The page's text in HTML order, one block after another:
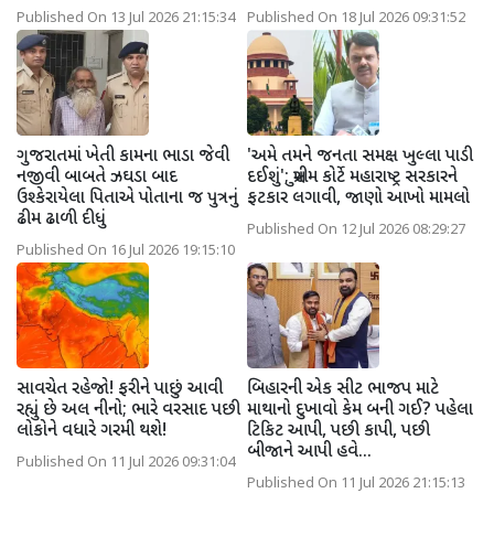
Published On 13 Jul 2026 21:15:34 Published On 18 Jul 2026 09:31:52
ગુજરાતમાં ખેતી કામના ભાડા જેવી
નજીવી બાબતે ઝઘડા બાદ
ઉશ્કેરાયેલા પિતાએ પોતાના જ પુત્રનું
ઢીમ ઢાળી દીધું
Published On 16 Jul 2026 19:15:10
'અમે તમને જનતા સમક્ષ ખુલ્લા પાડી
દઈશું'; સુપ્રીમ કોર્ટે મહારાષ્ટ્ર સરકારને
ફટકાર લગાવી, જાણો આખો મામલો
Published On 12 Jul 2026 08:29:27
સાવચેત રહેજો! ફરીને પાછું આવી
રહ્યું છે અલ નીનો; ભારે વરસાદ પછી
લોકોને વધારે ગરમી થશે!
Published On 11 Jul 2026 09:31:04
બિહારની એક સીટ ભાજપ માટે
માથાનો દુખાવો કેમ બની ગઈ? પહેલા
ટિકિટ આપી, પછી કાપી, પછી
બીજાને આપી હવે...
Published On 11 Jul 2026 21:15:13